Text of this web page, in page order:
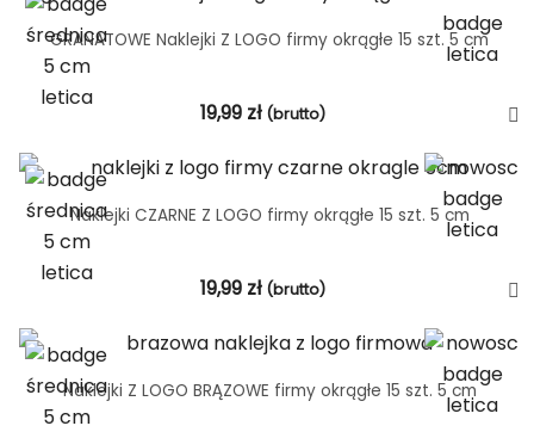
GRANATOWE Naklejki Z LOGO firmy okrągłe 15 szt. 5 cm
19,99 zł (brutto)
Naklejki CZARNE Z LOGO firmy okrągłe 15 szt. 5 cm
19,99 zł (brutto)
Naklejki Z LOGO BRĄZOWE firmy okrągłe 15 szt. 5 cm